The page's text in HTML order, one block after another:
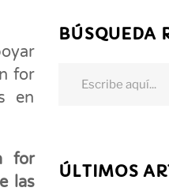
for
en
for
las
BÚSQUEDA
ÚLTIMOS